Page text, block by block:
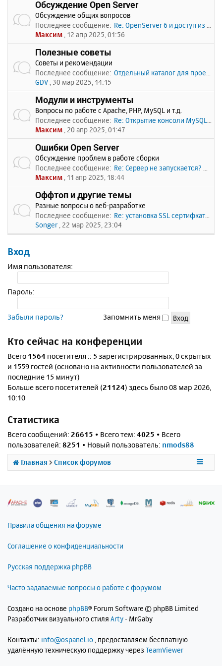
Обсуждение Open Server
Обсуждение общих вопросов
Последнее сообщение: Re: OpenServer 6 и доступ из …
Максим , 12 апр 2025, 01:56
Полезные советы
Советы и рекомендации
Последнее сообщение: Отдельный каталог для проекто…
GDV , 30 мар 2025, 14:15
Модули и инструменты
Вопросы по работе с Apache, PHP, MySQL и т.д.
Последнее сообщение: Re: Открытие консоли MySQL по…
Максим , 20 апр 2025, 01:47
Ошибки Open Server
Обсуждение проблем в работе сборки
Последнее сообщение: Re: Сервер не запускается? Пи…
Максим , 11 апр 2025, 18:44
Оффтоп и другие темы
Разные вопросы о веб-разработке
Последнее сообщение: Re: установка SSL сертифката
Songer , 22 мар 2025, 23:04
Вход
Имя пользователя:
Пароль:
Забыли пароль? Запомнить меня
Кто сейчас на конференции
Всего 1564 посетителя :: 5 зарегистрированных, 0 скрытых
и 1559 гостей (основано на активности пользователей за
последние 15 минут)
Больше всего посетителей (21124) здесь было 08 мар 2026,
10:10
Статистика
Всего сообщений: 26615 • Всего тем: 4025 • Всего
пользователей: 8251 • Новый пользователь: nmods88
Главная Список форумов
Правила общения на форуме
Соглашение о конфиденциальности
Русская поддержка phpBB
Часто задаваемые вопросы о работе с форумом
Создано на основе phpBB® Forum Software © phpBB Limited
Разработчик визуального стиля Arty- MrGaby
Контакты: info@ospanel.io , предоставляем бесплатную
удалённую техническую поддержку через TeamViewer